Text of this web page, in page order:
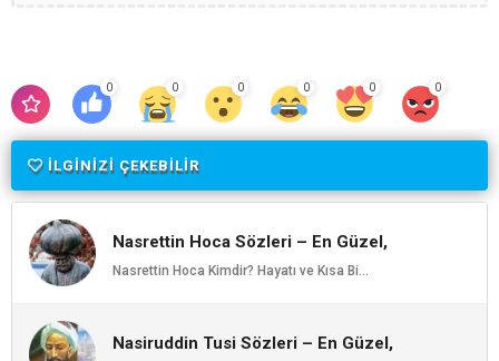
0 0 0 0 0 0
İLGİNİZİ ÇEKEBİLİR
Nasrettin Hoca Sözleri – En Güzel,
Anlamlı ve Etkileyici Nasrettin Hoca
Özlü Sözleri | Ozlusozler.com
Nasrettin Hoca Kimdir? Hayatı ve Kısa Bi...
Nasiruddin Tusi Sözleri – En Güzel,